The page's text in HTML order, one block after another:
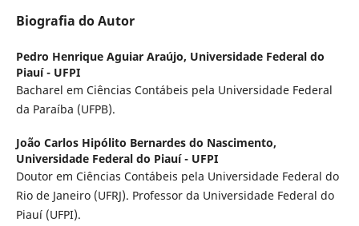
Biografia do Autor
Pedro Henrique Aguiar Araújo, Universidade Federal do
Piauí - UFPI
Bacharel em Ciências Contábeis pela Universidade Federal
da Paraíba (UFPB).
João Carlos Hipólito Bernardes do Nascimento,
Universidade Federal do Piauí - UFPI
Doutor em Ciências Contábeis pela Universidade Federal do
Rio de Janeiro (UFRJ). Professor da Universidade Federal do
Piauí (UFPI).